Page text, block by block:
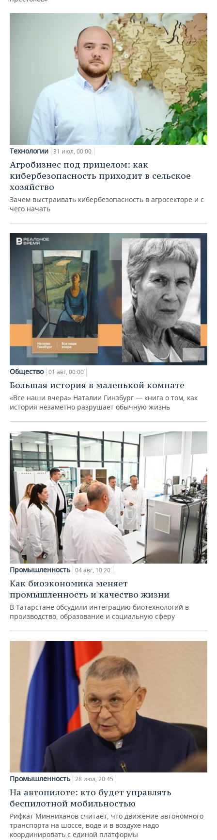
Технологии 31 июл, 00:00
Агробизнес под прицелом: как
кибербезопасность приходит в сельское
хозяйство
Зачем выстраивать кибербезопасность в агросекторе и с
чего начать
Общество 01 авг, 00:00
Большая история в маленькой комнате
«Все наши вчера» Наталии Гинзбург — книга о том, как
история незаметно разрушает обычную жизнь
Промышленность 04 авг, 10:20
Как биоэкономика меняет
промышленность и качество жизни
В Татарстане обсудили интеграцию биотехнологий в
производство, образование и социальную сферу
Промышленность 28 июл, 20:45
На автопилоте: кто будет управлять
беспилотной мобильностью
Рифкат Минниханов считает, что движение автономного
транспорта на шоссе, воде и в воздухе надо
координировать с единой платформы